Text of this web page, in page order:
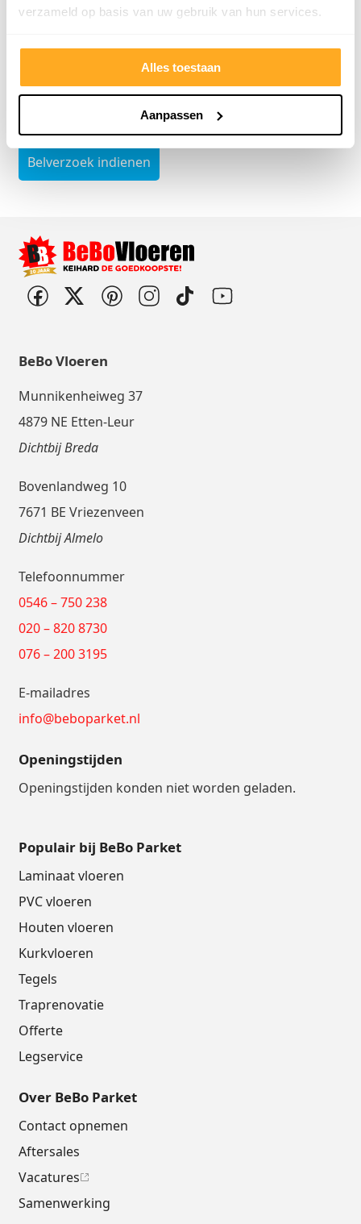
verzameld op basis van uw gebruik van hun services.
Alles toestaan
Aanpassen
Naam*
Belverzoek indienen
BeBo Vloeren
Munnikenheiweg 37
4879 NE Etten-Leur
Dichtbij Breda
Bovenlandweg 10
7671 BE Vriezenveen
Dichtbij Almelo
Telefoonnummer
0546 – 750 238
020 – 820 8730
076 – 200 3195
E-mailadres
info@beboparket.nl
Openingstijden
Openingstijden konden niet worden geladen.
Populair bij BeBo Parket
Laminaat vloeren
PVC vloeren
Houten vloeren
Kurkvloeren
Tegels
Traprenovatie
Offerte
Legservice
Over BeBo Parket
Contact opnemen
Aftersales
Vacatures
Samenwerking